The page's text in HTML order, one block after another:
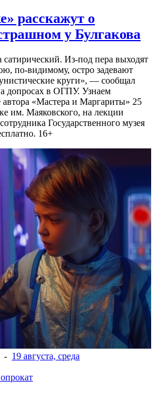
расскажут о
у Булгакова
Из-под пера выходят
по-видимому, остро задевают
круги», — сообщал
допросах в ОГПУ. Узнаем
автора «Мастера и Маргариты» 25
им. Маяковского, на лекции
Государственного музея
16+
- 19 августа, среда